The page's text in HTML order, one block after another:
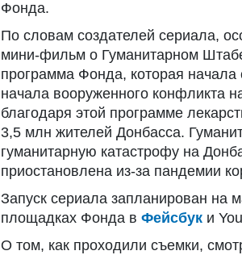
Фонда.
По словам создателей сериала,
мини-фильм о Гуманитарном
программа Фонда, которая начала
начала вооруженного конфликта
благодаря этой программе
3,5 млн жителей Донбасса.
гуманитарную катастрофу на
приостановлена из-за пандемии
Запуск сериала запланирован на
площадках Фонда в Фейсбук и
О том, как проходили съемки,